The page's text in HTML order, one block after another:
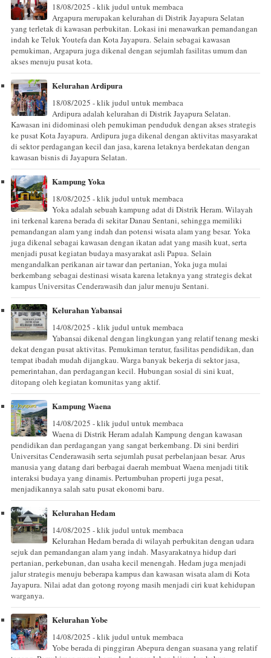
18/08/2025 - klik judul untuk membaca
Argapura merupakan kelurahan di Distrik Jayapura Selatan
yang terletak di kawasan perbukitan. Lokasi ini menawarkan pemandangan
indah ke Teluk Youtefa dan Kota Jayapura. Selain sebagai kawasan
pemukiman, Argapura juga dikenal dengan sejumlah fasilitas umum dan
akses menuju pusat kota.
Kelurahan Ardipura
18/08/2025 - klik judul untuk membaca
Ardipura adalah kelurahan di Distrik Jayapura Selatan.
Kawasan ini didominasi oleh pemukiman penduduk dengan akses strategis
ke pusat Kota Jayapura. Ardipura juga dikenal dengan aktivitas masyarakat
di sektor perdagangan kecil dan jasa, karena letaknya berdekatan dengan
kawasan bisnis di Jayapura Selatan.
Kampung Yoka
18/08/2025 - klik judul untuk membaca
Yoka adalah sebuah kampung adat di Distrik Heram. Wilayah
ini terkenal karena berada di sekitar Danau Sentani, sehingga memiliki
pemandangan alam yang indah dan potensi wisata alam yang besar. Yoka
juga dikenal sebagai kawasan dengan ikatan adat yang masih kuat, serta
menjadi pusat kegiatan budaya masyarakat asli Papua. Selain
mengandalkan perikanan air tawar dan pertanian, Yoka juga mulai
berkembang sebagai destinasi wisata karena letaknya yang strategis dekat
kampus Universitas Cenderawasih dan jalur menuju Sentani.
Kelurahan Yabansai
14/08/2025 - klik judul untuk membaca
Yabansai dikenal dengan lingkungan yang relatif tenang meski
dekat dengan pusat aktivitas. Pemukiman teratur, fasilitas pendidikan, dan
tempat ibadah mudah dijangkau. Warga banyak bekerja di sektor jasa,
pemerintahan, dan perdagangan kecil. Hubungan sosial di sini kuat,
ditopang oleh kegiatan komunitas yang aktif.
Kampung Waena
14/08/2025 - klik judul untuk membaca
Waena di Distrik Heram adalah Kampung dengan kawasan
pendidikan dan perdagangan yang sangat berkembang. Di sini berdiri
Universitas Cenderawasih serta sejumlah pusat perbelanjaan besar. Arus
manusia yang datang dari berbagai daerah membuat Waena menjadi titik
interaksi budaya yang dinamis. Pertumbuhan properti juga pesat,
menjadikannya salah satu pusat ekonomi baru.
Kelurahan Hedam
14/08/2025 - klik judul untuk membaca
Kelurahan Hedam berada di wilayah perbukitan dengan udara
sejuk dan pemandangan alam yang indah. Masyarakatnya hidup dari
pertanian, perkebunan, dan usaha kecil menengah. Hedam juga menjadi
jalur strategis menuju beberapa kampus dan kawasan wisata alam di Kota
Jayapura. Nilai adat dan gotong royong masih menjadi ciri kuat kehidupan
warganya.
Kelurahan Yobe
14/08/2025 - klik judul untuk membaca
Yobe berada di pinggiran Abepura dengan suasana yang relatif